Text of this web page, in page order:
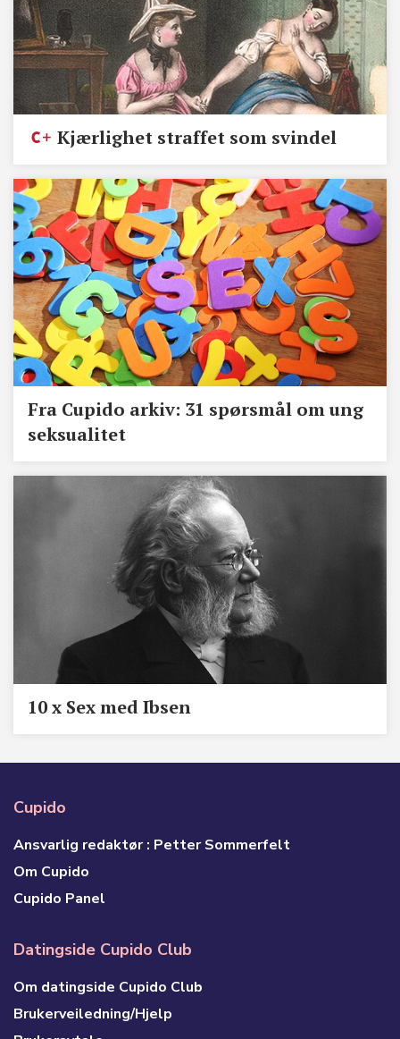
Kjærlighet straffet som svindel
Fra Cupido arkiv: 31 spørsmål om ung
seksualitet
10 x Sex med Ibsen
Cupido
Ansvarlig redaktør : Petter Sommerfelt
Om Cupido
Cupido Panel
Datingside Cupido Club
Om datingside Cupido Club
Brukerveiledning/Hjelp